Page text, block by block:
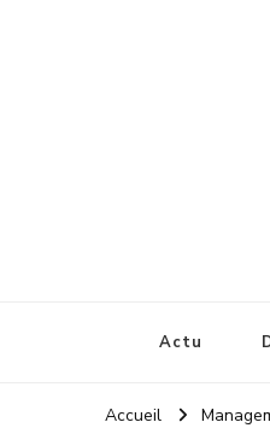
Actu
Accueil